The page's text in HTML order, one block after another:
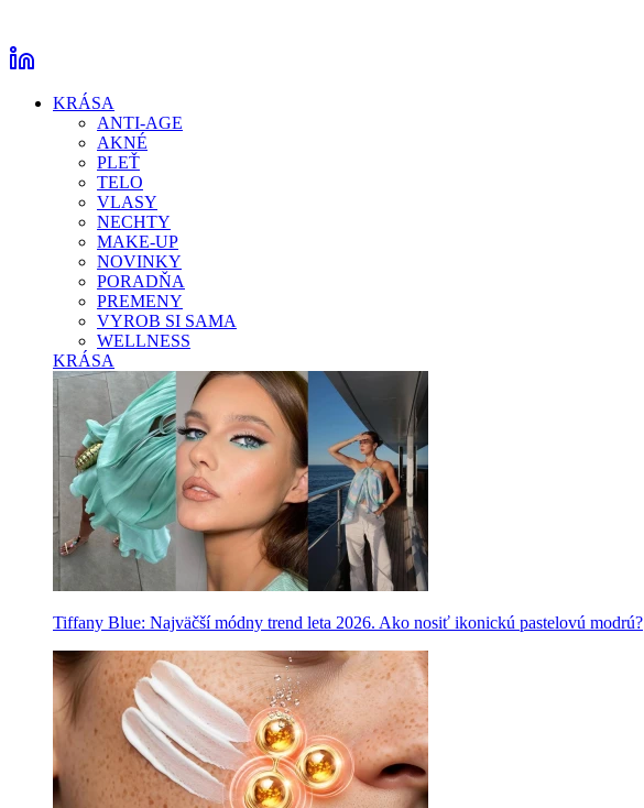
KRÁSA
ANTI-AGE
AKNÉ
PLEŤ
TELO
VLASY
NECHTY
MAKE-UP
NOVINKY
PORADŇA
PREMENY
VYROB SI SAMA
WELLNESS
KRÁSA
Tiffany Blue: Najväčší módny trend leta 2026. Ako nosiť ikonickú pastelovú modrú?